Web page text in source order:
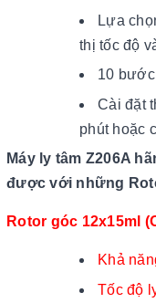
Lựa
thị tốc độ
10 bước
Cài đặt
phút hoặc
Máy ly tâm Z206A
được với những
Rotor góc 12x15ml
Khả
Tốc độ